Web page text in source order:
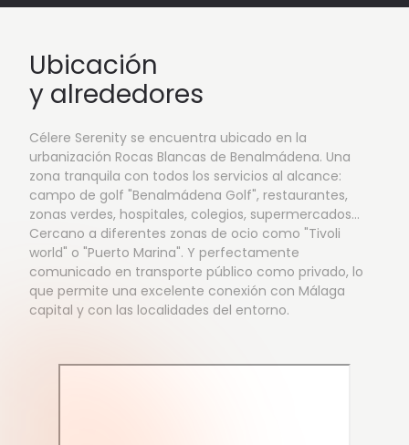
Ubicación
y alrededores
Célere Serenity se encuentra ubicado en la
urbanización Rocas Blancas de Benalmádena. Una
zona tranquila con todos los servicios al alcance:
campo de golf "Benalmádena Golf", restaurantes,
zonas verdes, hospitales, colegios, supermercados…
Cercano a diferentes zonas de ocio como "Tivoli
world" o "Puerto Marina". Y perfectamente
comunicado en transporte público como privado, lo
que permite una excelente conexión con Málaga
capital y con las localidades del entorno.